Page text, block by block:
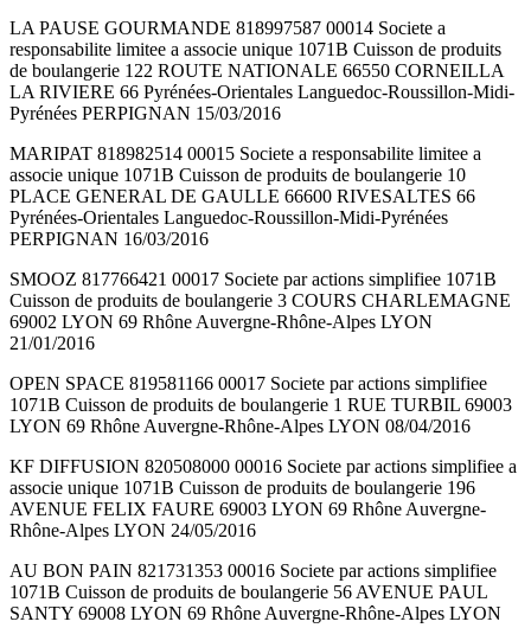
LA PAUSE GOURMANDE 818997587 00014 Societe a
responsabilite limitee a associe unique 1071B Cuisson de produits
de boulangerie 122 ROUTE NATIONALE 66550 CORNEILLA
LA RIVIERE 66 Pyrénées-Orientales Languedoc-Roussillon-Midi-
Pyrénées PERPIGNAN 15/03/2016
MARIPAT 818982514 00015 Societe a responsabilite limitee a
associe unique 1071B Cuisson de produits de boulangerie 10
PLACE GENERAL DE GAULLE 66600 RIVESALTES 66
Pyrénées-Orientales Languedoc-Roussillon-Midi-Pyrénées
PERPIGNAN 16/03/2016
SMOOZ 817766421 00017 Societe par actions simplifiee 1071B
Cuisson de produits de boulangerie 3 COURS CHARLEMAGNE
69002 LYON 69 Rhône Auvergne-Rhône-Alpes LYON
21/01/2016
OPEN SPACE 819581166 00017 Societe par actions simplifiee
1071B Cuisson de produits de boulangerie 1 RUE TURBIL 69003
LYON 69 Rhône Auvergne-Rhône-Alpes LYON 08/04/2016
KF DIFFUSION 820508000 00016 Societe par actions simplifiee a
associe unique 1071B Cuisson de produits de boulangerie 196
AVENUE FELIX FAURE 69003 LYON 69 Rhône Auvergne-
Rhône-Alpes LYON 24/05/2016
AU BON PAIN 821731353 00016 Societe par actions simplifiee
1071B Cuisson de produits de boulangerie 56 AVENUE PAUL
SANTY 69008 LYON 69 Rhône Auvergne-Rhône-Alpes LYON